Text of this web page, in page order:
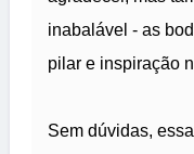
inabalável - as
pilar e inspiração
Sem dúvidas,